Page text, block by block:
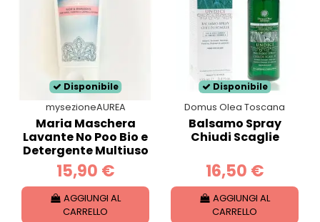
Disponibile
mysezioneAUREA
Maria Maschera
Lavante No Poo Bio e
Detergente Multiuso
15,90 €
AGGIUNGI AL
CARRELLO
Disponibile
Domus Olea Toscana
Balsamo Spray
Chiudi Scaglie
16,50 €
AGGIUNGI AL
CARRELLO